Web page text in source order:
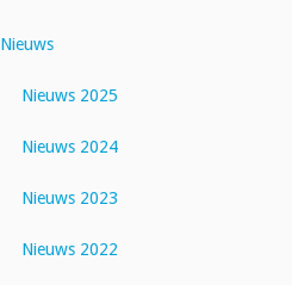
Nieuws
Nieuws 2025
Nieuws 2024
Nieuws 2023
Nieuws 2022